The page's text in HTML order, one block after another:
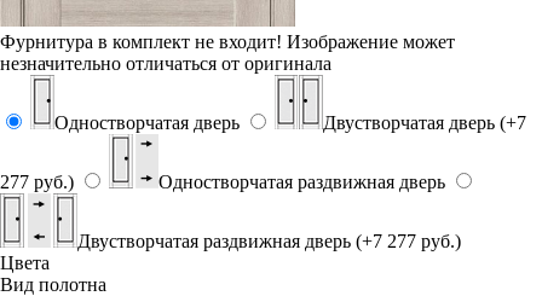
Фурнитура в комплект не входит! Изображение может
незначительно отличаться от оригинала
Одностворчатая дверь Двустворчатая дверь (+7
277 руб.) Одностворчатая раздвижная дверь
Двустворчатая раздвижная дверь (+7 277 руб.)
Цвета
Вид полотна